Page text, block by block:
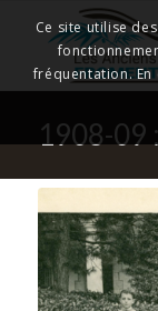
1908-09
Ce site utilise
fréquentation.